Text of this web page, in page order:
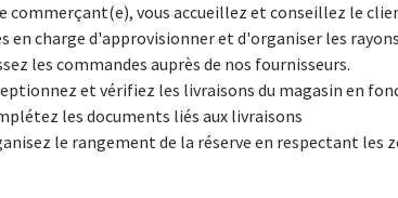
commerçant(e), vous accueillez et conseillez le
en charge d'approvisionner et d'organiser les
les commandes auprès de nos fournisseurs.
et vérifiez les livraisons du magasin en
les documents liés aux livraisons
le rangement de la réserve en respectant les